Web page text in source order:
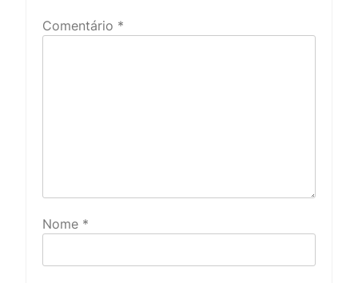
Comentário *
Nome *